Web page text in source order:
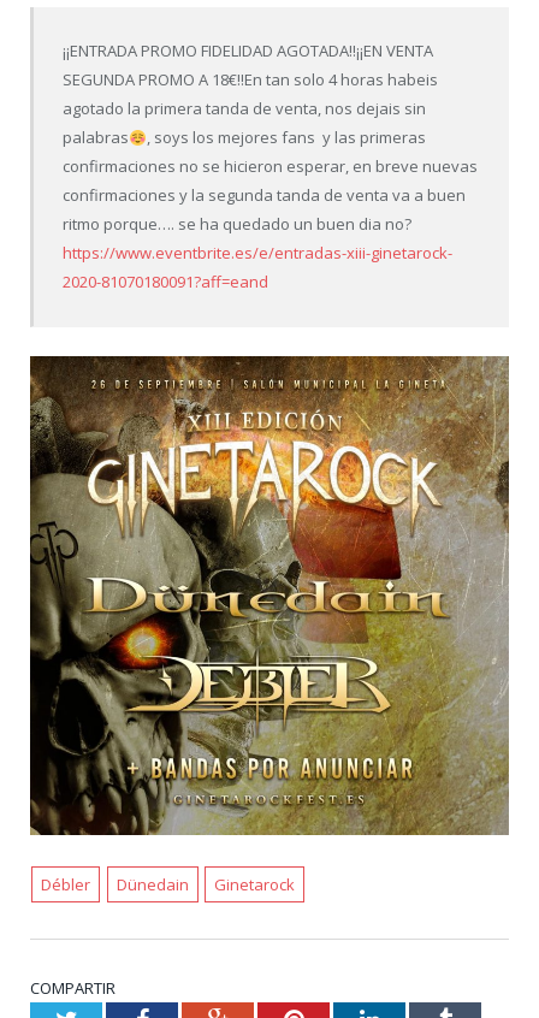
¡¡ENTRADA PROMO FIDELIDAD AGOTADA!!¡¡EN VENTA
SEGUNDA PROMO A 18€!!En tan solo 4 horas habeis
agotado la primera tanda de venta, nos dejais sin
palabras
, soys los mejores fans y las primeras
confirmaciones no se hicieron esperar, en breve nuevas
confirmaciones y la segunda tanda de venta va a buen
ritmo porque…. se ha quedado un buen dia no?
https://www.eventbrite.es/e/entradas-xiii-ginetarock-
2020-81070180091?aff=eand
Débler Dünedain Ginetarock
COMPARTIR